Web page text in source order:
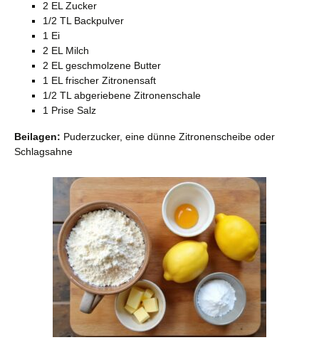
2 EL Zucker
1/2 TL Backpulver
1 Ei
2 EL Milch
2 EL geschmolzene Butter
1 EL frischer Zitronensaft
1/2 TL abgeriebene Zitronenschale
1 Prise Salz
Beilagen: Puderzucker, eine dünne Zitronenscheibe oder
Schlagsahne